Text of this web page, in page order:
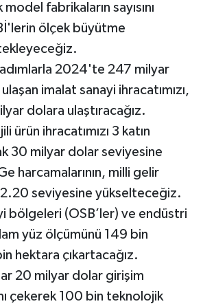
fabrikaların sayısını
ölçek büyütme
adımlarla 2024'te 247 milyar
imalat sanayi ihracatımızı,
dolara ulaştıracağız.
ürün ihracatımızı 3 katın
30 milyar dolar seviyesine
harcamalarının, milli gelir
seviyesine yükselteceğiz.
bölgeleri (OSB’ler) ve endüstri
yüz ölçümünü 149 bin
hektara çıkartacağız.
20 milyar dolar girişim
çekerek 100 bin teknolojik